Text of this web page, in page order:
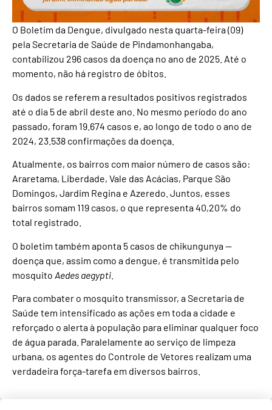
O Boletim da Dengue, divulgado nesta quarta-feira (09)
pela Secretaria de Saúde de Pindamonhangaba,
contabilizou 296 casos da doença no ano de 2025. Até o
momento, não há registro de óbitos.
Os dados se referem a resultados positivos registrados
até o dia 5 de abril deste ano. No mesmo período do ano
passado, foram 19.674 casos e, ao longo de todo o ano de
2024, 23.538 confirmações da doença.
Atualmente, os bairros com maior número de casos são:
Araretama, Liberdade, Vale das Acácias, Parque São
Domingos, Jardim Regina e Azeredo. Juntos, esses
bairros somam 119 casos, o que representa 40,20% do
total registrado.
O boletim também aponta 5 casos de chikungunya —
doença que, assim como a dengue, é transmitida pelo
mosquito Aedes aegypti
Para combater o mosquito transmissor, a Secretaria de
Saúde tem intensificado as ações em toda a cidade e
reforçado o alerta à população para eliminar qualquer foco
de água parada. Paralelamente ao serviço de limpeza
urbana, os agentes do Controle de Vetores realizam uma
verdadeira força-tarefa em diversos bairros.